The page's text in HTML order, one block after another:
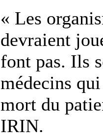
« Les
devraient
font pas. Ils
médecins
mort du
IRIN.